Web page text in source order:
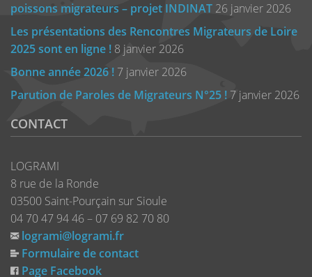
poissons migrateurs – projet INDINAT 26 janvier 2026
Les présentations des Rencontres Migrateurs de Loire
2025 sont en ligne ! 8 janvier 2026
Bonne année 2026 ! 7 janvier 2026
Parution de Paroles de Migrateurs N°25 ! 7 janvier 2026
CONTACT
LOGRAMI
8 rue de la Ronde
03500 Saint-Pourçain sur Sioule
04 70 47 94 46 – 07 69 82 70 80
logrami@logrami.fr
Formulaire de contact
Page Facebook